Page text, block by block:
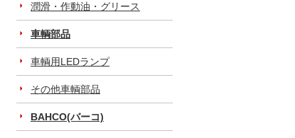
潤滑・作動油・グリース
車輌部品
車輌用LEDランプ
その他車輌部品
BAHCO(バーコ)